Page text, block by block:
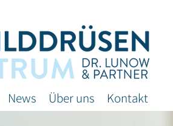
News Über uns Kontakt